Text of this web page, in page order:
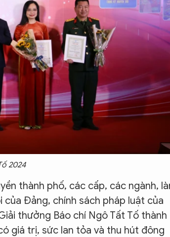
2024
thành phố, các cấp, các ngành,
Đảng, chính sách pháp luật của
thưởng Báo chí Ngô Tất Tố thành
giá trị, sức lan tỏa và thu hút đông